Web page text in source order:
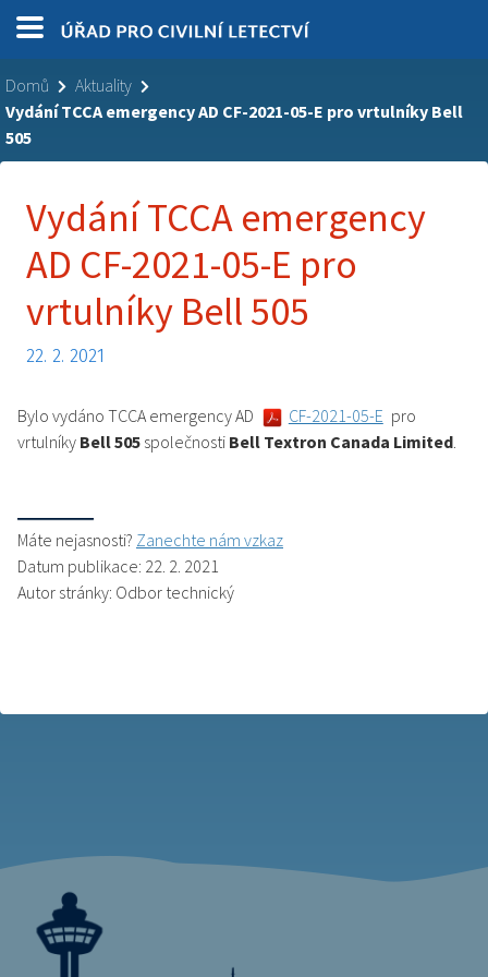
Domů
Aktuality
Vydání TCCA emergency AD CF-2021-05-E pro vrtulníky Bell
505
Vydání TCCA emergency
AD CF-2021-05-E pro
vrtulníky Bell 505
22. 2. 2021
Bylo vydáno TCCA emergency AD CF-2021-05-E pro
vrtulníky Bell 505 společnosti Bell Textron Canada Limited.
Máte nejasnosti? Zanechte nám vzkaz
Datum publikace: 22. 2. 2021
Autor stránky: Odbor technický